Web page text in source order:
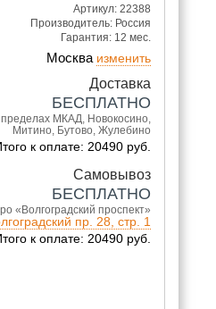
Артикул: 22388
Производитель: Россия
Гарантия: 12 мес.
Москва изменить
Доставка
БЕСПЛАТНО
пределах МКАД, Новокосино,
Митино, Бутово, Жулебино
к оплате: 20490 руб.
Самовывоз
БЕСПЛАТНО
«Волгоградский проспект»
пр. 28, стр. 1
к оплате: 20490 руб.